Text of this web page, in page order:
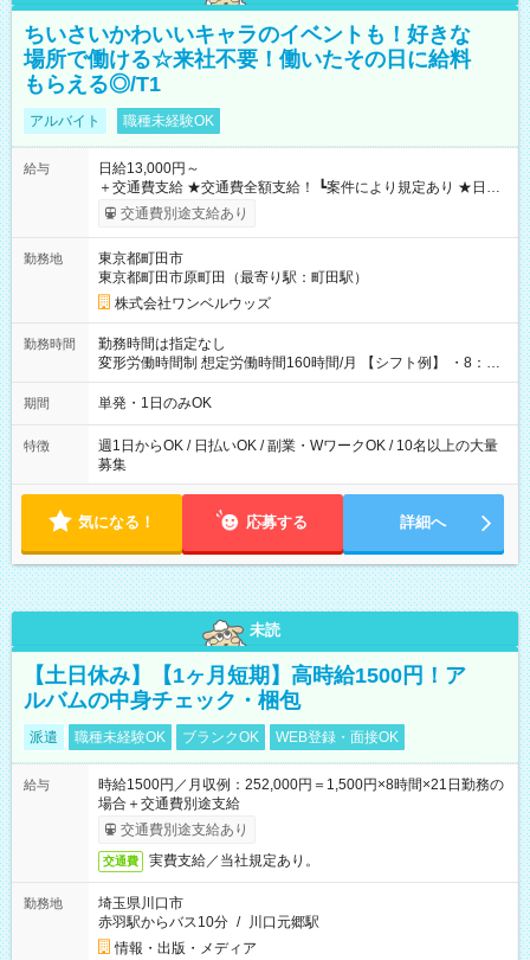
ちいさいかわいいキャラのイベントも！好きな
場所で働ける☆来社不要！働いたその日に給料
もらえる◎/T1
アルバイト 職種未経験OK
給与
日給13,000円～
＋交通費支給 ★交通費全額支給！ ┗案件により規定あり ★日払
いOK！（規定あり） ┗働いたその日に現金GET♪ お仕事後はコ
ンビニATMから 日払い分を引き落とせます！ 【試用期間】試
交通費別途支給あり
勤務地
東京都町田市
東京都町田市原町田（最寄り駅：町田駅）
株式会社ワンベルウッズ
勤務時間
勤務時間は指定なし
変形労働時間制 想定労働時間160時間/月 【シフト例】 ・8：00
～21：00
期間 単発・1日のみOK
特徴
週1日からOK / 日払いOK / 副業・WワークOK / 10名以上の大量
募集
気になる！ 応募する 詳細へ
未読
【土日休み】【1ヶ月短期】高時給1500円！ア
ルバムの中身チェック・梱包
派遣 職種未経験OK ブランクOK WEB登録・面接OK
給与
時給1500円／月収例：252,000円＝1,500円×8時間×21日勤務の
場合＋交通費別途支給
交通費別途支給あり
交通費 実費支給／当社規定あり。
勤務地
埼玉県川口市
赤羽駅からバス10分 / 川口元郷駅
情報・出版・メディア